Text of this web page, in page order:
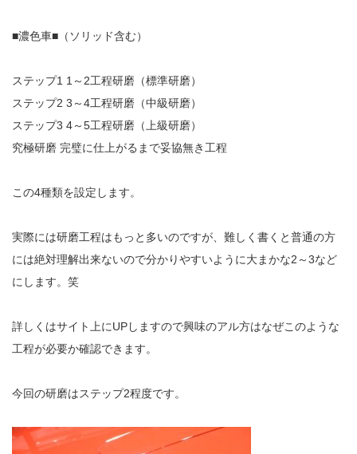
■濃色車■（ソリッド含む）
ステップ1 1～2工程研磨（標準研磨）
ステップ2 3～4工程研磨（中級研磨）
ステップ3 4～5工程研磨（上級研磨）
究極研磨 完璧に仕上がるまで妥協無き工程
この4種類を設定します。
実際には研磨工程はもっと多いのですが、難しく書くと普通の方
には絶対理解出来ないので分かりやすいように大まかな2～3など
にします。笑
詳しくはサイト上にUPしますので興味のアル方はなぜこのような
工程が必要か確認できます。
今回の研磨はステップ2程度です。